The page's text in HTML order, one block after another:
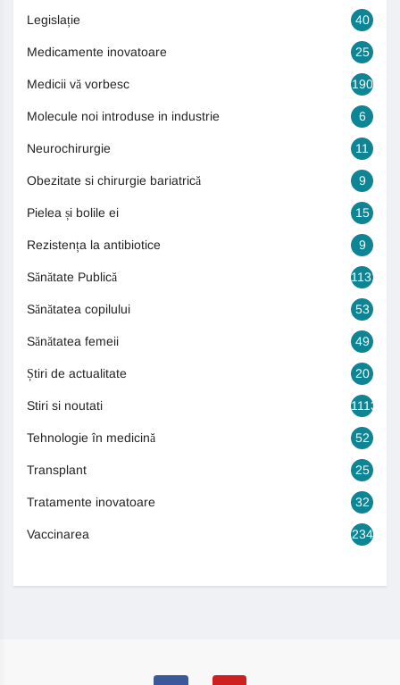
Legislație 40
Medicamente inovatoare 25
Medicii vă vorbesc 190
Molecule noi introduse in industrie 6
Neurochirurgie 11
Obezitate si chirurgie bariatrică 9
Pielea și bolile ei 15
Rezistența la antibiotice 9
Sănătate Publică 1131
Sănătatea copilului 53
Sănătatea femeii 49
Știri de actualitate 20
Stiri si noutati 1113
Tehnologie în medicină 52
Transplant 25
Tratamente inovatoare 32
Vaccinarea 234